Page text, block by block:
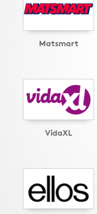
Matsmart
VidaXL